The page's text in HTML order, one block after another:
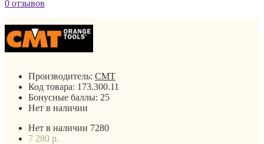
0 отзывов
Производитель: CMT
Код товара: 173.300.11
Бонусные баллы: 25
Нет в наличии
Нет в наличии 7280
7 280 р.